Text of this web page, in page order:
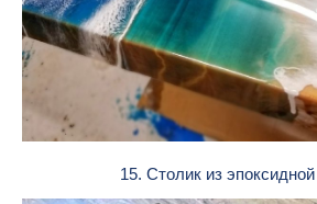
15. Столик из